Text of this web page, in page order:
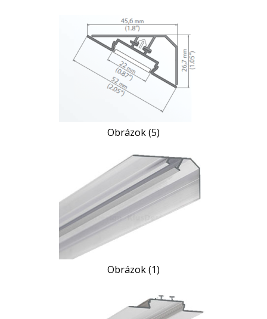
Obrázok (5)
Obrázok (1)